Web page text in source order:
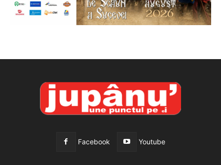
Facebook Youtube